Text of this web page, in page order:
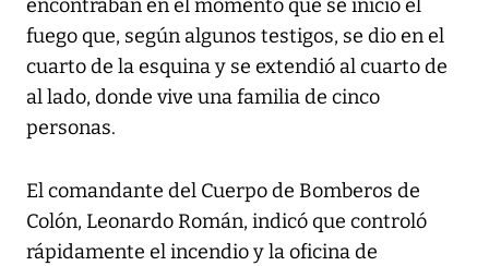
encontraban en el momento que se inició el
fuego que, según algunos testigos, se dio en el
cuarto de la esquina y se extendió al cuarto de
al lado, donde vive una familia de cinco
personas.
El comandante del Cuerpo de Bomberos de
Colón, Leonardo Román, indicó que controló
rápidamente el incendio y la oficina de